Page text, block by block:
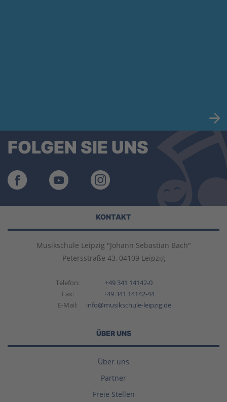
FOLGEN SIE UNS
KONTAKT
Musikschule Leipzig "Johann Sebastian Bach"
Petersstraße 43, 04109 Leipzig
Telefon:
+49 341 14142-0
Fax:
+49 341 14142-44
E-Mail:
info@musikschule-leipzig.de
ÜBER UNS
Über uns
Partner
Freie Stellen